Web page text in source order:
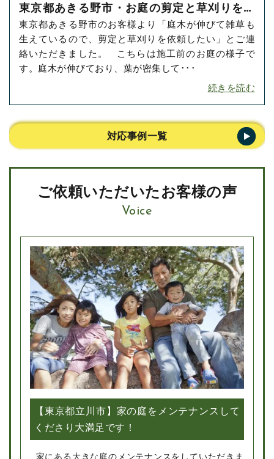
東京都あきる野市・お庭の剪定と草刈りをご
依頼いただきました！
東京都あきる野市のお客様より「庭木が伸びて雑草も
生えているので、剪定と草刈りを依頼したい」とご連
絡いただきました。 こちらは施工前のお庭の様子で
す。庭木が伸びており、葉が密集して･･･
続きを読む
対応事例一覧
ご依頼いただいたお客様の声
Voice
【東京都立川市】家の庭をメンテナンスして
くださり大満足です！
家にある大きな庭のメンテナンスをしていただきま